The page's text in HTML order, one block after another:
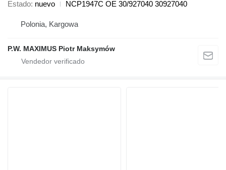
Estado nuevo NCP1947C OE 30/927040 30927040
Polonia, Kargowa
P.W. MAXIMUS Piotr Maksymów